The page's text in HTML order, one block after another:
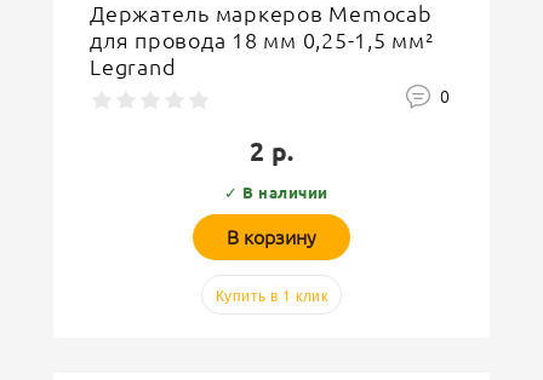
Держатель маркеров Memocab
для провода 18 мм 0,25-1,5 мм²
Legrand
0
2 р.
✓ В наличии
В корзину
Купить в 1 клик